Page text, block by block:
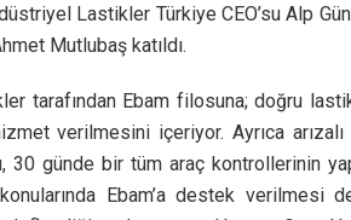
Lastikler Türkiye CEO’su Alp
Mutlubaş katıldı.
tarafından Ebam filosuna; doğru lastik
verilmesini içeriyor. Ayrıca
30 günde bir tüm araç kontrollerinin
Ebam’a destek verilmesi